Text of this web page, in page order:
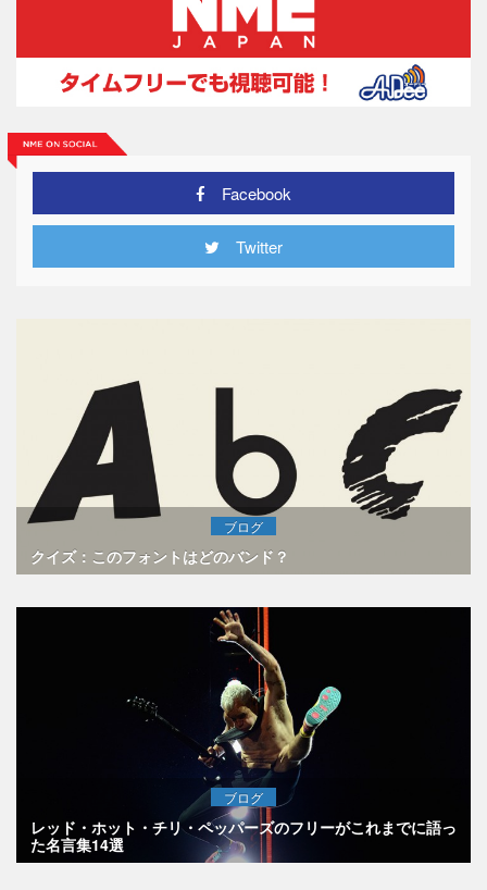
Facebook
Twitter
ブログ
クイズ：このフォントはどのバンド？
ブログ
レッド・ホット・チリ・ペッパーズのフリーがこれまでに語っ
た名言集14選